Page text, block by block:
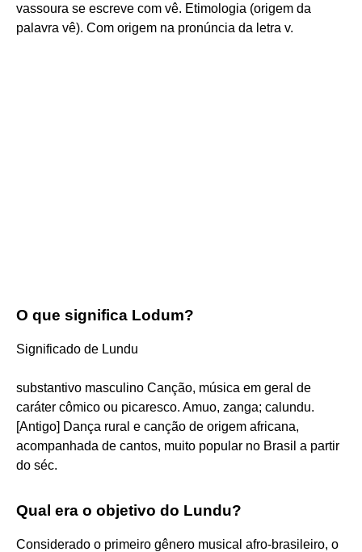
vassoura se escreve com vê. Etimologia (origem da
palavra vê). Com origem na pronúncia da letra v.
O que significa Lodum?
Significado de Lundu
substantivo masculino Canção, música em geral de
caráter cômico ou picaresco. Amuo, zanga; calundu.
[Antigo] Dança rural e canção de origem africana,
acompanhada de cantos, muito popular no Brasil a partir
do séc.
Qual era o objetivo do Lundu?
Considerado o primeiro gênero musical afro-brasileiro, o